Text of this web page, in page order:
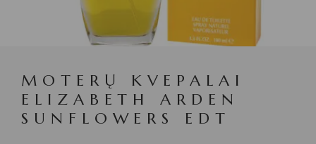
MOTERŲ KVEPALAI
ELIZABETH ARDEN
SUNFLOWERS EDT